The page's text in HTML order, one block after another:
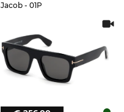
Jacob - 01P